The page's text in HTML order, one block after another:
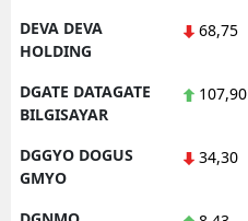
DEVA DEVA
HOLDING
68,75
DGATE DATAGATE
BILGISAYAR
107,90
DGGYO DOGUS
GMYO
34,30